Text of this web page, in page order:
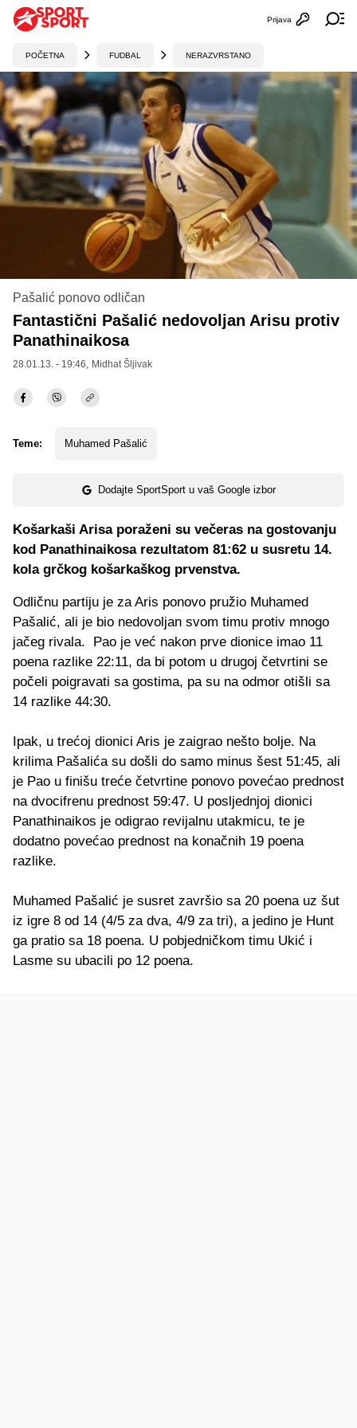
Otvori
Prijava
POČETNA FUDBAL NERAZVRSTANO
Pašalić ponovo odličan
Fantastični Pašalić nedovoljan Arisu protiv
Panathinaikosa
28.01.13. - 19:46, Midhat Šljivak
Teme: Muhamed Pašalić
Dodajte SportSport u vaš Google izbor
Košarkaši Arisa poraženi su večeras na gostovanju
kod Panathinaikosa rezultatom 81:62 u susretu 14.
kola grčkog košarkaškog prvenstva.
Odličnu partiju je za Aris ponovo pružio Muhamed
Pašalić, ali je bio nedovoljan svom timu protiv mnogo
jačeg rivala. Pao je već nakon prve dionice imao 11
poena razlike 22:11, da bi potom u drugoj četvrtini se
počeli poigravati sa gostima, pa su na odmor otišli sa
14 razlike 44:30.
Ipak, u trećoj dionici Aris je zaigrao nešto bolje. Na
krilima Pašalića su došli do samo minus šest 51:45, ali
je Pao u finišu treće četvrtine ponovo povećao prednost
na dvocifrenu prednost 59:47. U posljednjoj dionici
Panathinaikos je odigrao revijalnu utakmicu, te je
dodatno povećao prednost na konačnih 19 poena
razlike.
Muhamed Pašalić je susret završio sa 20 poena uz šut
iz igre 8 od 14 (4/5 za dva, 4/9 za tri), a jedino je Hunt
ga pratio sa 18 poena. U pobjedničkom timu Ukić i
Lasme su ubacili po 12 poena.